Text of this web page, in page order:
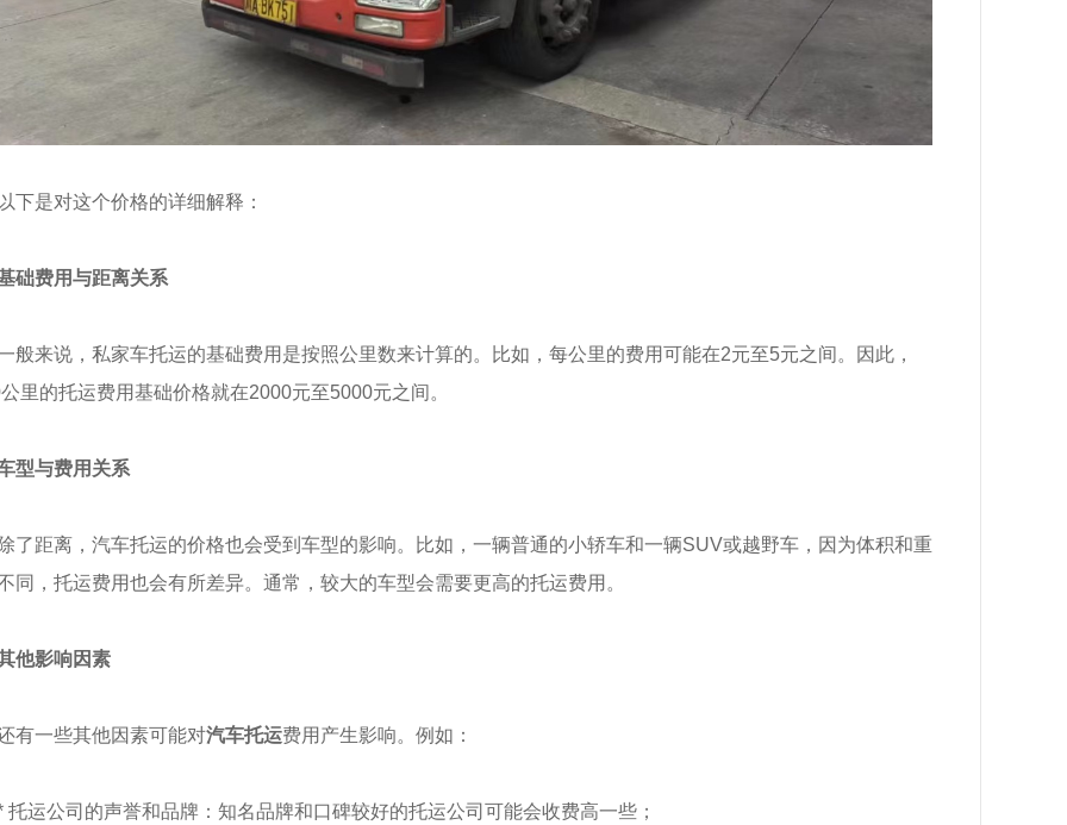
下是对这个价格的详细解释：
础费用与距离关系
般来说，私家车托运的基础费用是按照公里数来计算的。比如，每公里的费用可能在2元至5元之间。因此，
里的托运费用基础价格就在2000元至5000元之间。
型与费用关系
了距离，汽车托运的价格也会受到车型的影响。比如，一辆普通的小轿车和一辆SUV或越野车，因为体积和重
同，托运费用也会有所差异。通常，较大的车型会需要更高的托运费用。
他影响因素
有一些其他因素可能对汽车托运费用产生影响。例如：
托运公司的声誉和品牌：知名品牌和口碑较好的托运公司可能会收费高一些；